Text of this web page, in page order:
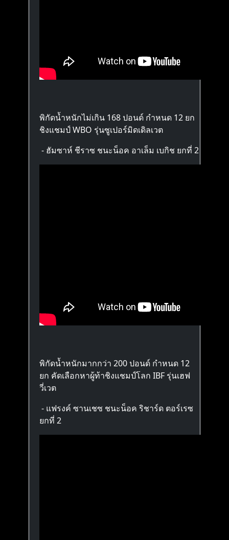
พิกัดน้ำหนักไม่เกิน 168 ปอนด์ กำหนด 12 ยก
ชิงแชมป์ WBO รุ่นซูเปอร์มิดเดิลเวต
- ฮัมซาห์ ชีราซ ชนะน็อค อาเล็ม เบกิช ยกที่ 2
พิกัดน้ำหนักมากกว่า 200 ปอนด์ กำหนด 12
ยก คัดเลือกหาผู้ท้าชิงแชมป์โลก IBF รุ่นเฮฟ
วี่เวต
- แฟรงค์ ซานเชซ ชนะน็อค ริชาร์ด ตอร์เรซ
ยกที่ 2